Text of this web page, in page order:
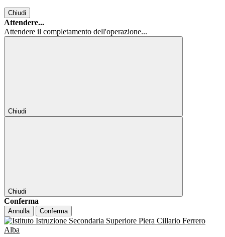
Chiudi
Attendere...
Attendere il completamento dell'operazione...
Chiudi
Chiudi
Conferma
Annulla Conferma